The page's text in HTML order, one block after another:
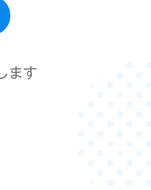
ます